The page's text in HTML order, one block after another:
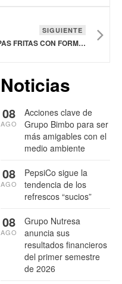
SIGUIENTE
MCCAIN PRESENTA DISTINTIVAS PAPAS FRITAS CON FORMA DE ONDAS BREW CITY BEER
Noticias
Acciones clave de
Grupo Bimbo para ser
más amigables con el
medio ambiente
08
AGO
PepsiCo sigue la
tendencia de los
refrescos “sucios”
08
AGO
Grupo Nutresa
anuncia sus
resultados financieros
del primer semestre
de 2026
08
AGO